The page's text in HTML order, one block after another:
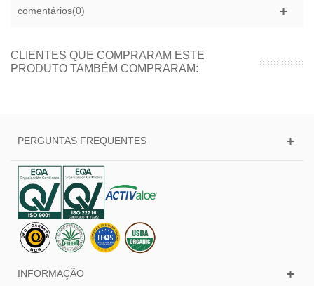
comentários(0)
CLIENTES QUE COMPRARAM ESTE
PRODUTO TAMBÉM COMPRARAM:
PERGUNTAS FREQUENTES
INFORMAÇÃO